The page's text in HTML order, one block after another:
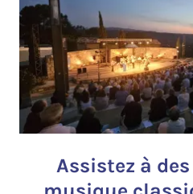
Assistez à